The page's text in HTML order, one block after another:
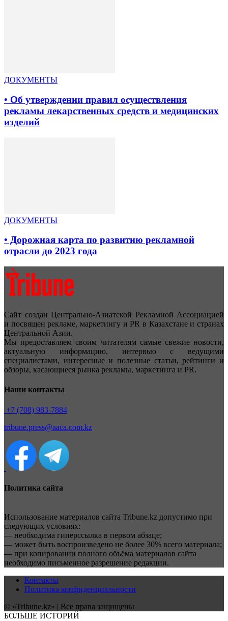
ДОКУМЕНТЫ
• Об утверждении правил осуществления
рекламы лекарственных средств и медицинских
изделий
ДОКУМЕНТЫ
• Дорожная карта по развитию рекламной
отрасли до 2023 года
Сайт создан Центрально-Азиатской Рекламной Ассоциацией
и посвящен рекламе, маркетингу и PR в Казахстане и странах
Центральной Азии.
Мы предоставляем своим читателям самые свежие новости,
актуальную информацию, интервью с ведущими
специалистами, интересные и полезные статьи, рейтинги и
обзоры, касающиеся рынка рекламы, маркетинга и PR.
Наши контакты
+7 (708) 983-7884
tribune.press@aaca.com.kz
Политика сайта
Использование материалов сайта Tribune.kz допустимо при
следующих условиях:
— необходима гиперссылка в первом абзаце;
— может быть воспроизведено не более 30% всего материала;
— при копировании полного объёма материалов сайта
необходимо письменное разрешение редакции.
Контакты
Политика конфиденциальности
© «Tribune.kz» | Все права защищены
БОЛЬШЕ ИСТОРИЙ